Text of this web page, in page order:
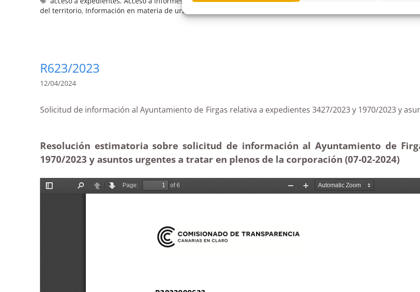
del territorio, Información en materia de urbanismo
R623/2023
12/04/2024
Solicitud de información al Ayuntamiento de Firgas relativa a expedientes 3427/2023 y
Resolución estimatoria sobre solicitud de información al Ayuntamiento de
1970/2023 y asuntos urgentes a tratar en plenos de la corporación (07-02-2024)